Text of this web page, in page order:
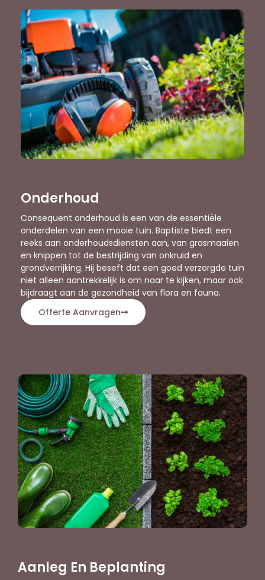
Onderhoud
Consequent onderhoud is een van de essentiële
onderdelen van een mooie tuin. Baptiste biedt een
reeks aan onderhoudsdiensten aan, van grasmaaien
en knippen tot de bestrijding van onkruid en
grondverrijking. Hij beseft dat een goed verzorgde tuin
niet alleen aantrekkelijk is om naar te kijken, maar ook
bijdraagt aan de gezondheid van flora en fauna.
Offerte Aanvragen
Aanleg En Beplanting